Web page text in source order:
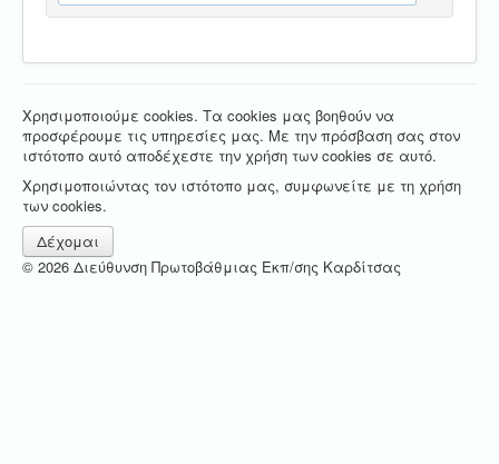
Χρησιμοποιούμε cookies. Τα cookies μας βοηθούν να
προσφέρουμε τις υπηρεσίες μας. Με την πρόσβαση σας στον
ιστότοπο αυτό αποδέχεστε την χρήση των cookies σε αυτό.
Χρησιμοποιώντας τον ιστότοπο μας, συμφωνείτε με τη χρήση
των cookies.
Δέχομαι
© 2026 Διεύθυνση Πρωτοβάθμιας Εκπ/σης Καρδίτσας